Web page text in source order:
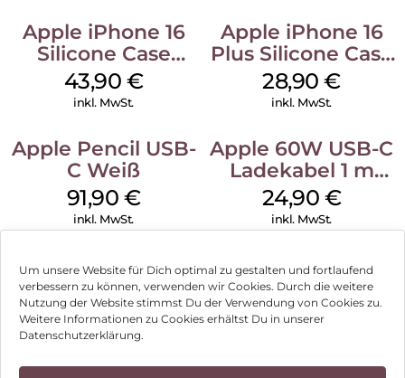
Um unsere Website für Dich optimal zu gestalten und fortlaufend
verbessern zu können, verwenden wir Cookies. Durch die weitere
Nutzung der Website stimmst Du der Verwendung von Cookies zu.
Weitere Informationen zu Cookies erhältst Du in unserer
Datenschutzerklärung.
Apple iPhone 16
Silicone Case
MagSafe Plum
43,90 €
inkl. MwSt.
Apple iPhone 16
Plus Silicone Case
MagSafe Black
28,90€
inkl. MwSt.
Apple Pencil USB-
C Weiß
91,90 €
inkl. MwSt.
Apple 60W USB-C
Ladekabel 1 m
Weiß
24,90 €
inkl. MwSt.
Impressum